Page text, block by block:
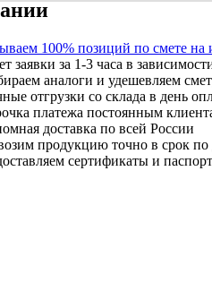
100% позиций по смете на
заявки за 1-3 часа в
аналоги и удешевляем
отгрузки со склада в день
платежа постоянным
доставка по всей России
продукцию точно в срок по
сертификаты и